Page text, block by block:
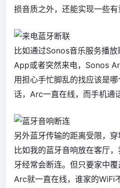
损音质之外，还能实现一些有
比如通过Sonos音乐服务播
App或者突然来电，Sonos
用担心手忙脚乱的找应该是
话，Arc一直在线，而手机通
另外蓝牙传输的距离受限，穿
比如我的蓝牙音响放在客厅
牙经常会断连。但只要家中
Arc就一直在线，谁家的WiFi